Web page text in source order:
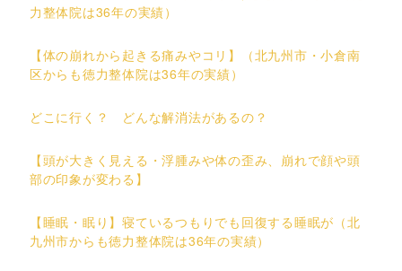
力整体院は36年の実績）
【体の崩れから起きる痛みやコリ】（北九州市・小倉南
区からも徳力整体院は36年の実績）
どこに行く？ どんな解消法があるの？
【頭が大きく見える・浮腫みや体の歪み、崩れで顔や頭
部の印象が変わる】
【睡眠・眠り】寝ているつもりでも回復する睡眠が（北
九州市からも徳力整体院は36年の実績）